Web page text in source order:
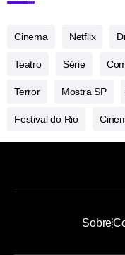
Cinema Netflix
Teatro Série
Terror Mostra SP
Festival do Rio
Sobre